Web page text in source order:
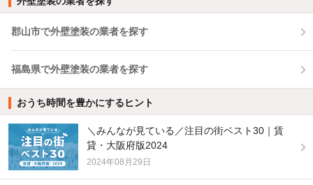
郡山市で外壁塗装の業者を探す
福島県で外壁塗装の業者を探す
おうち時間を豊かにするヒント
＼みんなが見ている／注目の街ベスト30｜賃
貸・大阪府版2024
2024年08月29日